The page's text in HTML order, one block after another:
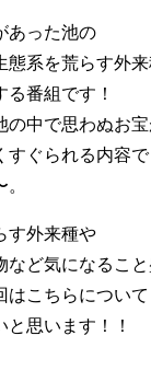
あった池の
態系を荒らす外
る番組です！
の中で思わぬお
すぐられる内容で
す外来種や
など気になるこ
はこちらについて
と思います！！